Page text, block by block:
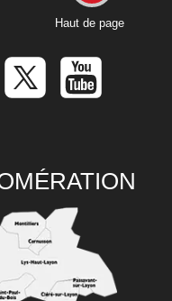
Haut de page